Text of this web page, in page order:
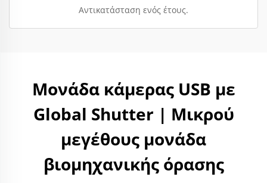
Αντικατάσταση ενός έτους.
Μονάδα κάμερας USB με
Global Shutter | Μικρού
μεγέθους μονάδα
βιομηχανικής όρασης